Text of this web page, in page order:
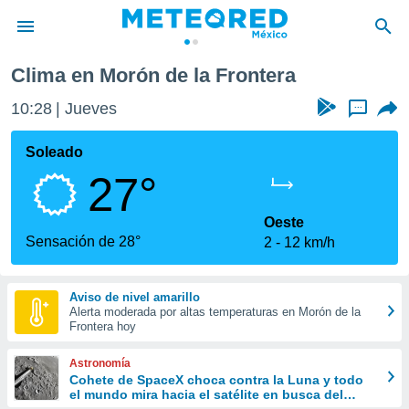
de
ha sido
calidad.
a este
las
y
forma
digital
basada
Clima en Morón de la Frontera
10:28 Jueves ...
Soleado
27°
Sensación de 28°
Oeste
2
12 km/h
Aviso de nivel amarillo
Alerta moderada por altas temperaturas en Morón de la
Frontera hoy
Astronomía
Cohete de SpaceX choca contra la Luna y todo
el mundo mira hacia el satélite en busca del